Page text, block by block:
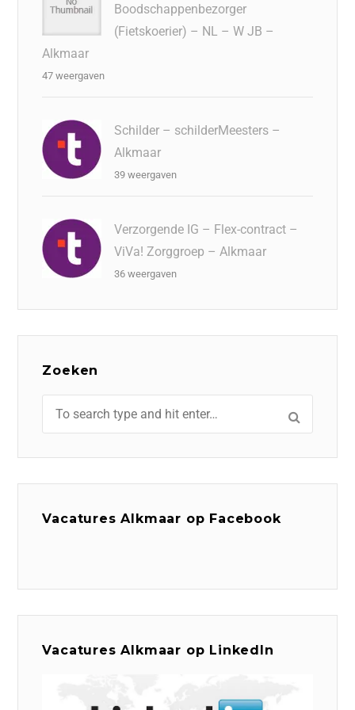
Boodschappenbezorger
(Fietskoerier) – NL – W JB –
Alkmaar
47 weergaven
Schilder – schilderMeesters –
Alkmaar
39 weergaven
Verzorgende IG – Flex-contract –
ViVa! Zorggroep – Alkmaar
36 weergaven
Zoeken
Vacatures Alkmaar op Facebook
Vacatures Alkmaar op LinkedIn